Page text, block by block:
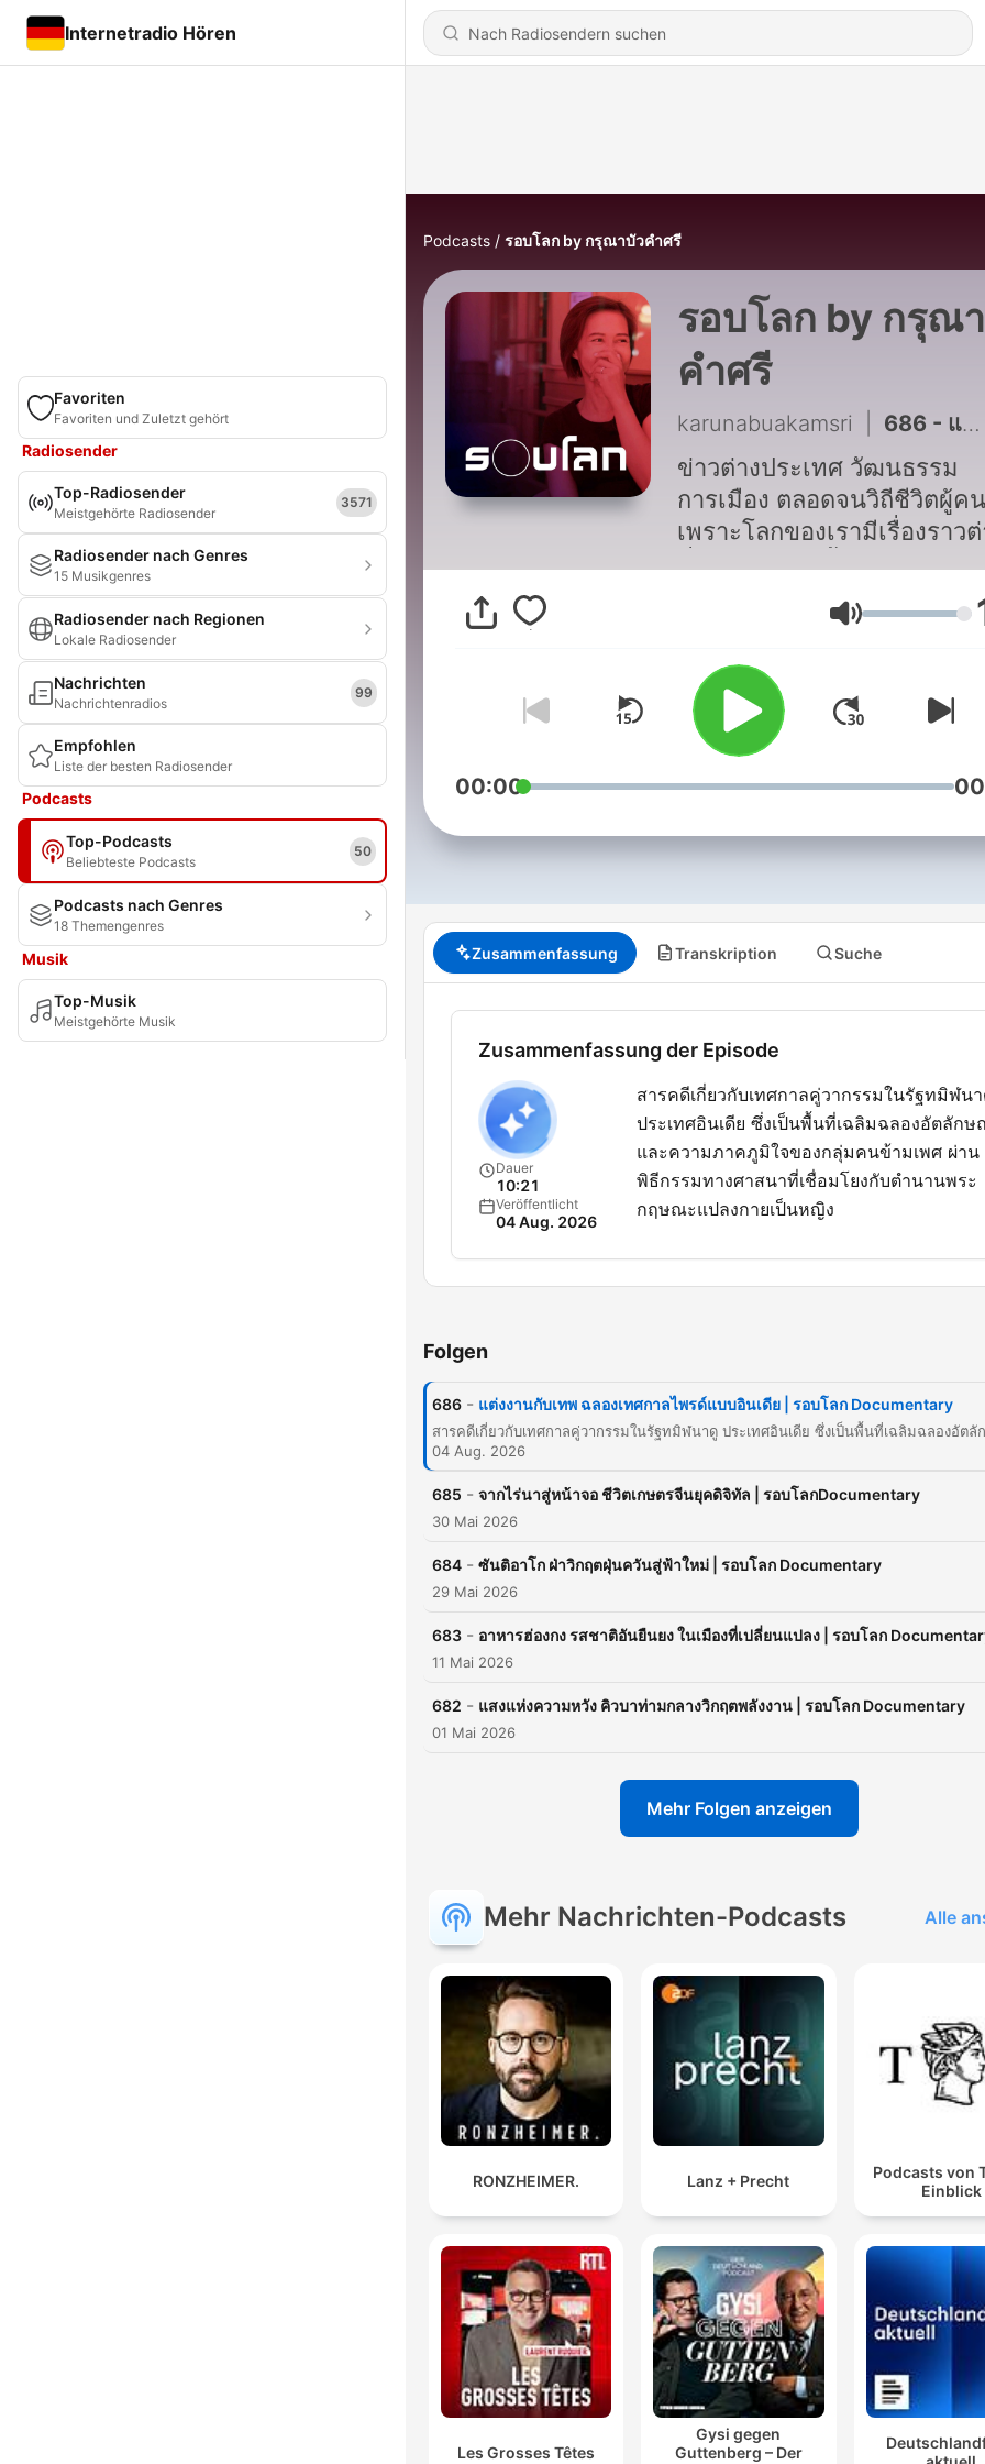
Internetradio Hören
Favoriten
Favoriten und Zuletzt gehört
Radiosender
Top-Radiosender
Meistgehörte Radiosender
3571
Radiosender nach Genres
15 Musikgenres
Radiosender nach Regionen
Lokale Radiosender
Nachrichten
Nachrichtenradios
99
Empfohlen
Liste der besten Radiosender
Podcasts
Top-Podcasts
Beliebteste Podcasts
50
Podcasts nach Genres
18 Themengenres
Musik
Top-Musik
Meistgehörte Musik
Podcasts รอบโลก by กรุณาบัวคำศรี
รอบโลก by กรุณ
คำศรี
karunabuakamsri 686 - แต่งงานกับเทพ ฉลองเทศกาลไพรด์แบบอินเดีย | รอบโลก Documentary
ข่าวต่างประเทศ วัฒนธรรม
การเมือง ตลอดจนวิถีชีวิตผู้คน
เพราะโลกของเรามีเรื่องราว
ที่น่าสนใจเกิดขึ้นอีกมากมาย
กรุณา บัวคำศรี จะมาเล่าให้คุ
Lautstärke
00:00
Zusammenfassung Transkription Suche
Zusammenfassung der Episode
Dauer
10:21
Veröffentlicht
04 Aug. 2026
สารคดีเกี่ยวกับเทศกาลคู่วากรรมในรัฐทมิฬน
ประเทศอินเดีย ซึ่งเป็นพื้นที่เฉลิมฉลองอัตลัก
และความภาคภูมิใจของกลุ่มคนข้ามเพศ ผ่าน
พิธีกรรมทางศาสนาที่เชื่อมโยงกับตำนานพระ
กฤษณะแปลงกายเป็นหญิง
Folgen
686 - แต่งงานกับเทพ ฉลองเทศกาลไพรด์แบบอินเดีย | รอบโลก Documentary
04 Aug. 2026
685 - จากไร่นาสู่หน้าจอ ชีวิตเกษตรจีนยุคดิจิทัล | รอบโลกDocumentary
30 Mai 2026
684 - ซันติอาโก ฝ่าวิกฤตฝุ่นควันสู่ฟ้าใหม่ | รอบโลก Documentary
29 Mai 2026
683 - อาหารฮ่องกง รสชาติอันยืนยง ในเมืองที่เปลี่ยนแปลง | รอบโลก
11 Mai 2026
682 - แสงแห่งความหวัง คิวบาท่ามกลางวิกฤตพลังงาน | รอบโลก Documentary
01 Mai 2026
Mehr Folgen anzeigen
Mehr Nachrichten-Podcasts Alle
RONZHEIMER. Lanz + Precht
Podcasts von
Einblick
Les Grosses Têtes
Gysi gegen
Guttenberg – Der